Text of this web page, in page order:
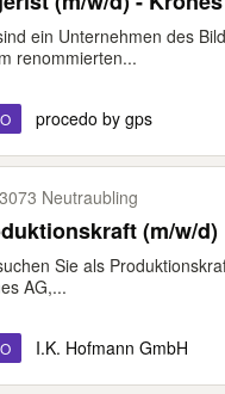
ein Unternehmen des
renommierten...
procedo by gps
Neutraubling
(m/w/d)
Sie als
AG,...
I.K. Hofmann GmbH